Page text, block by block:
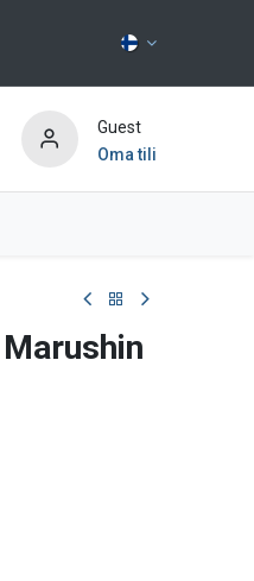
Guest
Oma tili